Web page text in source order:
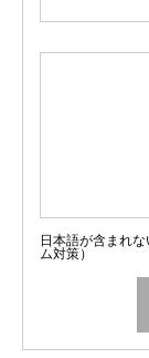
日本語が含まれ
ム対策）